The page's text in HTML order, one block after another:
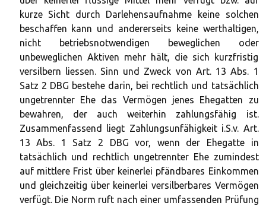
kurze Sicht durch Darlehensaufnahme keine solchen
beschaffen kann und andererseits keine werthaltigen,
nicht betriebsnotwendigen beweglichen oder
unbeweglichen Aktiven mehr hält, die sich kurzfristig
versilbern liessen. Sinn und Zweck von Art. 13 Abs. 1
Satz 2 DBG bestehe darin, bei rechtlich und tatsächlich
ungetrennter Ehe das Vermögen jenes Ehegatten zu
bewahren, der auch weiterhin zahlungsfähig ist.
Zusammenfassend liegt Zahlungsunfähigkeit i.S.v. Art.
13 Abs. 1 Satz 2 DBG vor, wenn der Ehegatte in
tatsächlich und rechtlich ungetrennter Ehe zumindest
auf mittlere Frist über keinerlei pfändbares Einkommen
und gleichzeitig über keinerlei versilberbares Vermögen
verfügt. Die Norm ruft nach einer umfassenden Prüfung